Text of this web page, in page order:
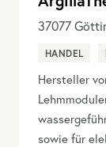
37077
HANDEL
Hersteller
sowie für